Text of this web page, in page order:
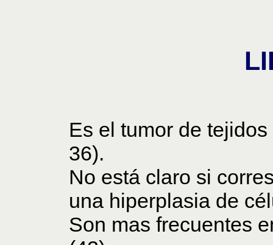
Es el tumor de
36).
No está claro si
una hiperplasia de
Son mas frecuentes